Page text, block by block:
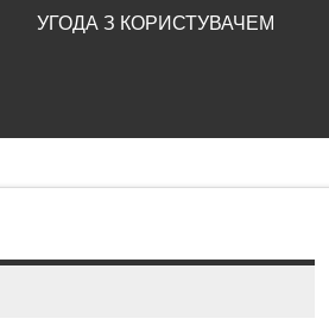
УГОДА З КОРИСТУВАЧЕМ